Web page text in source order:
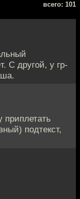
всего: 101
С другой, у гр-
приплетать
подтекст,